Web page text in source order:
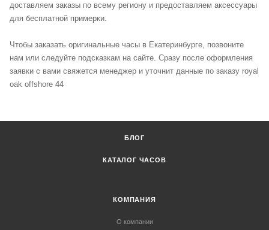
доставляем заказы по всему региону и предоставляем аксессуары
для бесплатной примерки.
Чтобы заказать оригинальные часы в Екатеринбурге, позвоните
нам или следуйте подсказкам на сайте. Сразу после оформления
заявки с вами свяжется менеджер и уточнит данные по заказу royal
oak offshore 44
БЛОГ
КАТАЛОГ ЧАСОВ
КОМПАНИЯ
О компании